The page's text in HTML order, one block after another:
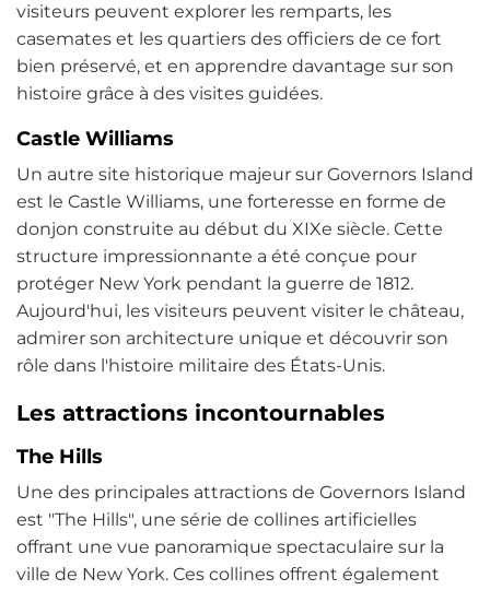
visiteurs peuvent explorer les remparts, les
casemates et les quartiers des officiers de ce fort
bien préservé, et en apprendre davantage sur son
histoire grâce à des visites guidées.
Castle Williams
Un autre site historique majeur sur Governors Island
est le Castle Williams, une forteresse en forme de
donjon construite au début du XIXe siècle. Cette
structure impressionnante a été conçue pour
protéger New York pendant la guerre de 1812.
Aujourd'hui, les visiteurs peuvent visiter le château,
admirer son architecture unique et découvrir son
rôle dans l'histoire militaire des États-Unis.
Les attractions incontournables
The Hills
Une des principales attractions de Governors Island
est "The Hills", une série de collines artificielles
offrant une vue panoramique spectaculaire sur la
ville de New York. Ces collines offrent également